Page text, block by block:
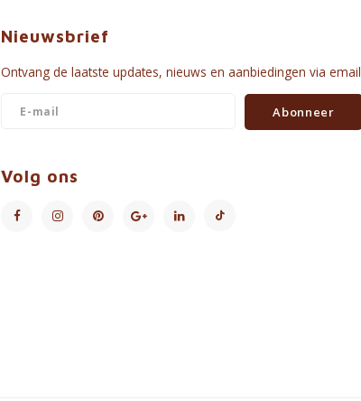
Nieuwsbrief
Ontvang de laatste updates, nieuws en aanbiedingen via email
Abonneer
Volg ons